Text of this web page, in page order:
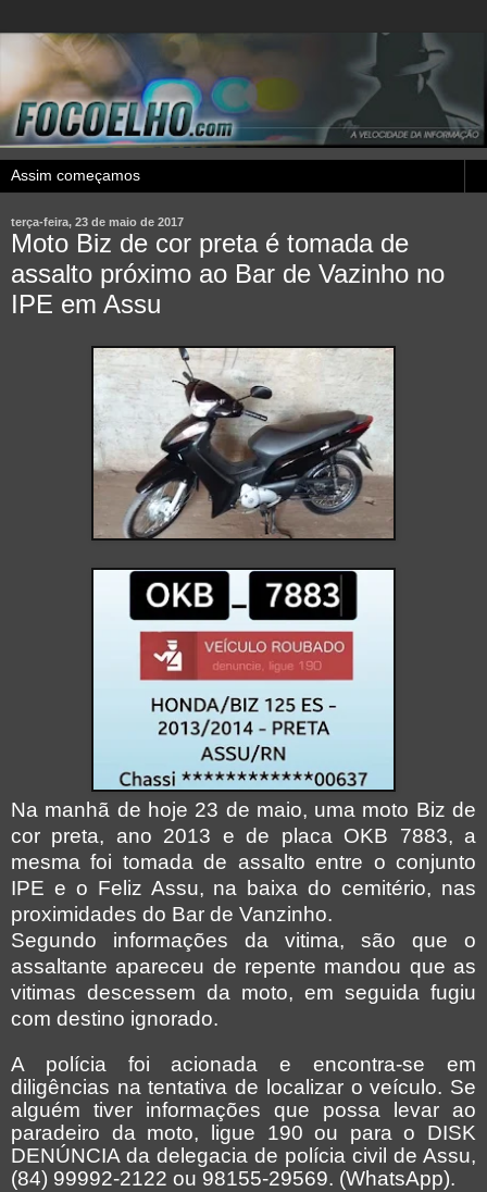
terça-feira, 23 de maio de 2017
Moto Biz de cor preta é tomada de
assalto próximo ao Bar de Vazinho no
IPE em Assu
Na manhã de hoje 23 de maio, uma moto Biz de
cor preta, ano 2013 e de placa OKB 7883, a
mesma foi tomada de assalto entre o conjunto
IPE e o Feliz Assu, na baixa do cemitério, nas
proximidades do Bar de Vanzinho.
Segundo informações da vitima, são que o
assaltante apareceu de repente mandou que as
vitimas descessem da moto, em seguida fugiu
com destino ignorado.
A polícia foi acionada e encontra-se em
diligências na tentativa de localizar o veículo. Se
alguém tiver informações que possa levar ao
paradeiro da moto, ligue 190 ou para o DISK
DENÚNCIA da delegacia de polícia civil de Assu,
(84) 99992-2122 ou 98155-29569. (WhatsApp).